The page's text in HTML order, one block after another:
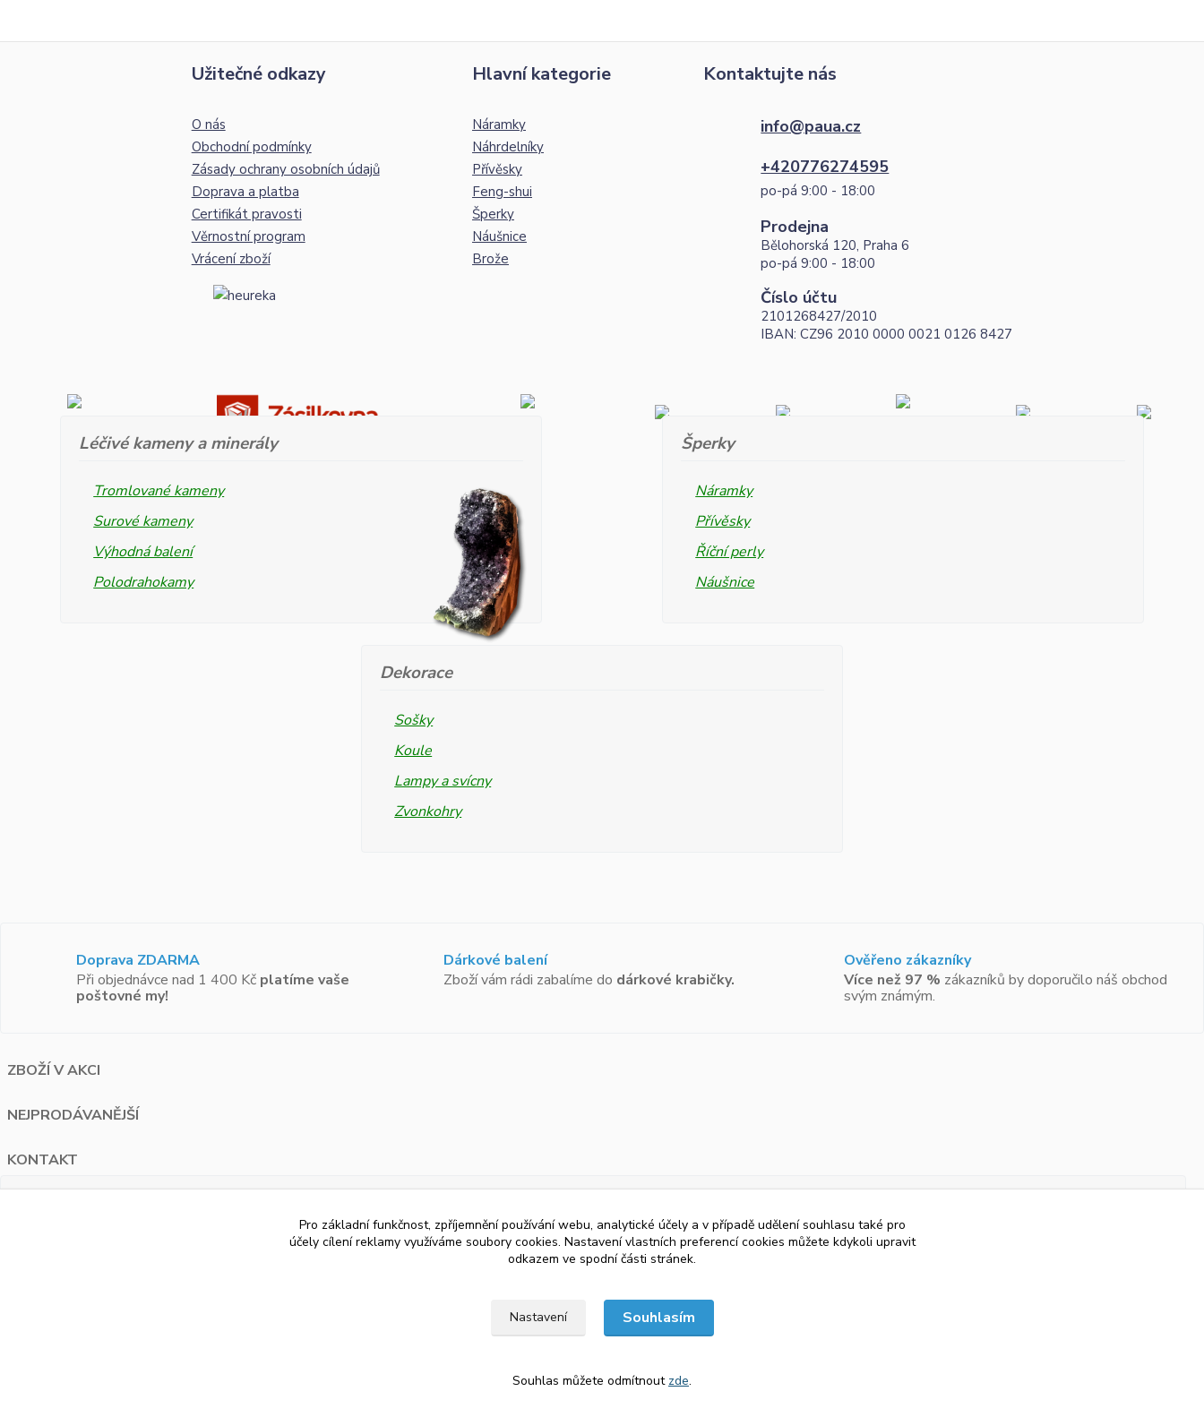
Užitečné odkazy
O nás
Obchodní podmínky
Zásady ochrany osobních údajů
Doprava a platba
Certifikát pravosti
Věrnostní program
Vrácení zboží
Hlavní kategorie
Náramky
Náhrdelníky
Přívěsky
Feng-shui
Šperky
Náušnice
Brože
Kontaktujte nás
info@paua.cz
+420776274595
po-pá 9:00 - 18:00
Prodejna
Bělohorská 120, Praha 6
po-pá 9:00 - 18:00
Číslo účtu
2101268427/2010
IBAN: CZ96 2010 0000 0021 0126 8427
Léčivé kameny a minerály
Tromlované kameny
Surové kameny
Výhodná balení
Polodrahokamy
Šperky
Náramky
Přívěsky
Říční perly
Náušnice
Dekorace
Sošky
Koule
Lampy a svícny
Zvonkohry
Doprava ZDARMA
Při objednávce nad 1 400 Kč platíme vaše
poštovné my!
Dárkové balení
Zboží vám rádi zabalíme do dárkové krabičky.
Ověřeno zákazníky
Více než 97 % zákazníků by doporučilo náš obchod
svým známým.
ZBOŽÍ V AKCI
NEJPRODÁVANĚJŠÍ
KONTAKT
Pro základní funkčnost, zpříjemnění používání webu, analytické účely a v případě udělení souhlasu také pro
účely cílení reklamy využíváme soubory cookies. Nastavení vlastních preferencí cookies můžete kdykoli upravit
odkazem ve spodní části stránek.
Nastavení Souhlasím
Souhlas můžete odmítnout zde.